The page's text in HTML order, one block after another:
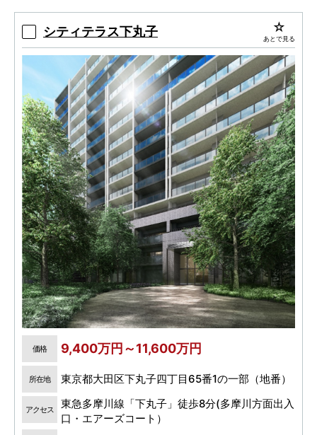
シティテラス下丸子 あとで見る
価格 9,400万円～11,600万円
所在地 東京都大田区下丸子四丁目65番1の一部（地番）
アクセス
東急多摩川線「下丸子」徒歩8分(多摩川方面出入
口・エアーズコート）